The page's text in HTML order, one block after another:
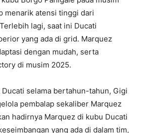
menarik atensi tinggi dari
lagi, saat ini Ducati
yang ada di grid. Marquez
dengan mudah, serta
di musim 2025.
selama bertahun-tahun, Gigi
pembalap sekaliber Marquez
hadirnya Marquez di kubu Ducati
yang ada di dalam tim,